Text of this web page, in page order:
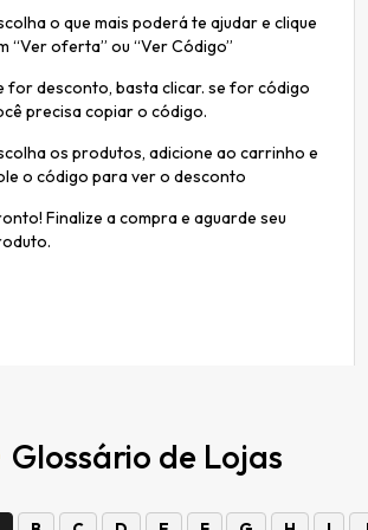
o que mais poderá te ajudar e clique
“Ver oferta” ou “Ver Código”
for desconto, basta clicar. se for código
precisa copiar o código.
os produtos, adicione ao carrinho e
o código para ver o desconto
Finalize a compra e aguarde seu
Glossário de Lojas